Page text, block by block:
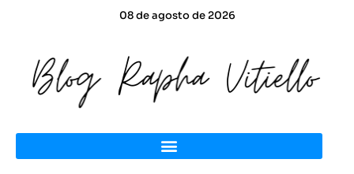
08 de agosto de 2026